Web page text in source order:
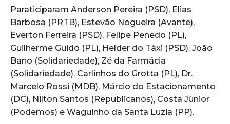
Paraticiparam Anderson Pereira (PSD), Elias
Barbosa (PRTB), Estevão Nogueira (Avante),
Everton Ferreira (PSD), Felipe Penedo (PL),
Guilherme Guido (PL), Helder do Táxi (PSD), João
Bano (Solidariedade), Zé da Farmácia
(Solidariedade), Carlinhos do Grotta (PL), Dr.
Marcelo Rossi (MDB), Márcio do Estacionamento
(DC), Nilton Santos (Republicanos), Costa Júnior
(Podemos) e Waguinho da Santa Luzia (PP).